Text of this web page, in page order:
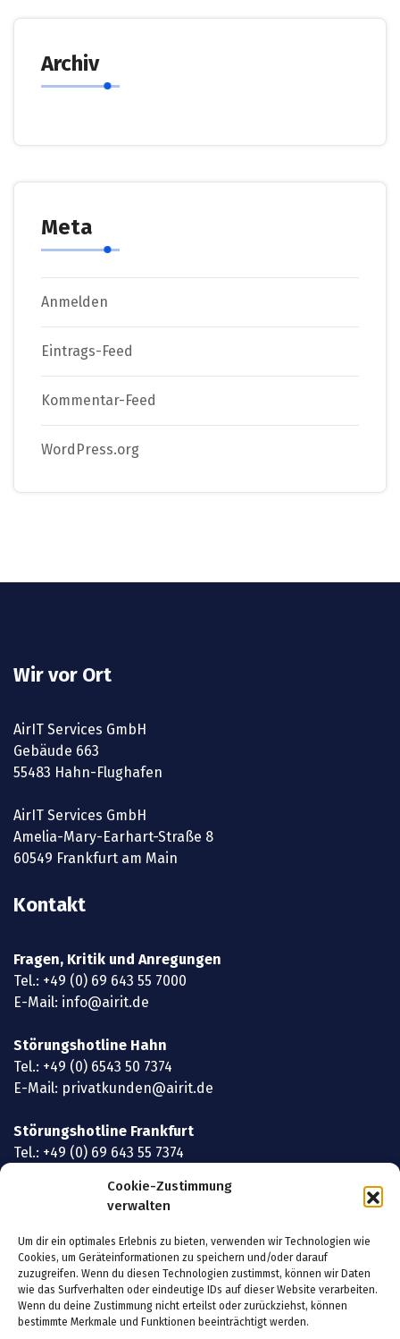
Cookie-Zustimmung
verwalten
Um dir ein optimales Erlebnis zu bieten, verwenden wir Technologien wie
Cookies, um Geräteinformationen zu speichern und/oder darauf
zuzugreifen. Wenn du diesen Technologien zustimmst, können wir Daten
wie das Surfverhalten oder eindeutige IDs auf dieser Website verarbeiten.
Wenn du deine Zustimmung nicht erteilst oder zurückziehst, können
bestimmte Merkmale und Funktionen beeinträchtigt werden.
Archiv
Meta
Anmelden
Eintrags-Feed
Kommentar-Feed
WordPress.org
Wir vor Ort
AirIT Services GmbH
Gebäude 663
55483 Hahn-Flughafen
AirIT Services GmbH
Amelia-Mary-Earhart-Straße 8
60549 Frankfurt am Main
Kontakt
Fragen, Kritik und Anregungen
Tel.: +49 (0) 69 643 55 7000
E-Mail: info@airit.de
Störungshotline Hahn
Tel.: +49 (0) 6543 50 7374
E-Mail: privatkunden@airit.de
Störungshotline Frankfurt
Tel.: +49 (0) 69 643 55 7374
Privatkunden
Geschäftskunden